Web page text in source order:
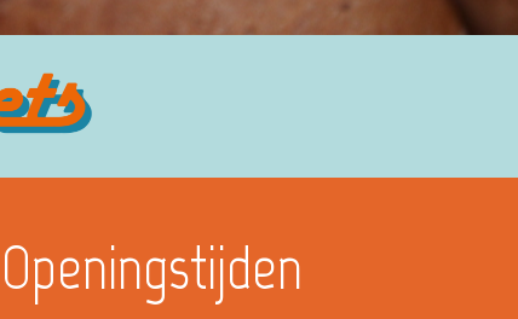
Openingstijden